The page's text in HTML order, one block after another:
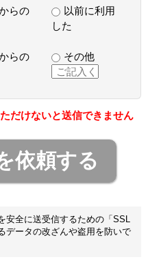
らの
以前に利用
した
らの
その他
だけないと送信できません
安全に送受信するための「SSL
データの改ざんや盗用を防いで